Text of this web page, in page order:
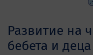
Развитие на
бебета и деца